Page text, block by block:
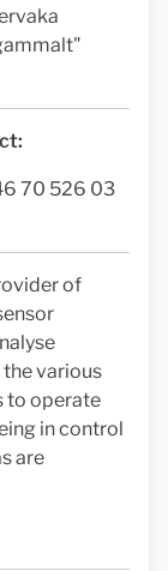
70 526 03
of
various
to operate
in control
are